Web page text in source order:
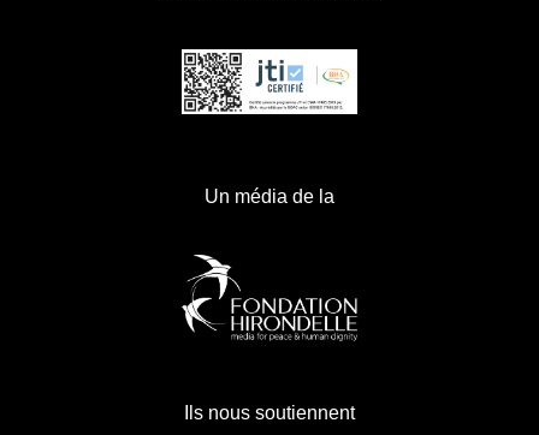
Un média de la
Ils nous soutiennent